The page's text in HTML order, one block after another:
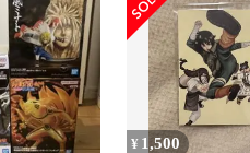
¥ 1,500